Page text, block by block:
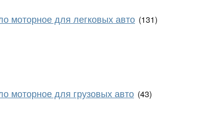
моторное для легковых авто (131)
моторное для грузовых авто (43)